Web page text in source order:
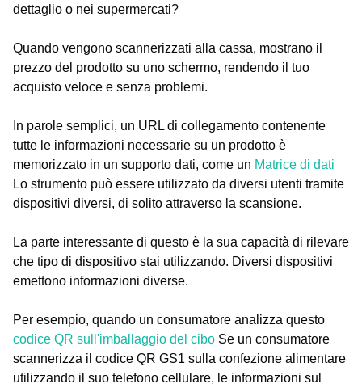
dettaglio o nei supermercati?
Quando vengono scannerizzati alla cassa, mostrano il
prezzo del prodotto su uno schermo, rendendo il tuo
acquisto veloce e senza problemi.
In parole semplici, un URL di collegamento contenente
tutte le informazioni necessarie su un prodotto è
memorizzato in un supporto dati, come un Matrice di dati
Lo strumento può essere utilizzato da diversi utenti tramite
dispositivi diversi, di solito attraverso la scansione.
La parte interessante di questo è la sua capacità di rilevare
che tipo di dispositivo stai utilizzando. Diversi dispositivi
emettono informazioni diverse.
Per esempio, quando un consumatore analizza questo
codice QR sull'imballaggio del cibo Se un consumatore
scannerizza il codice QR GS1 sulla confezione alimentare
utilizzando il suo telefono cellulare, le informazioni sul